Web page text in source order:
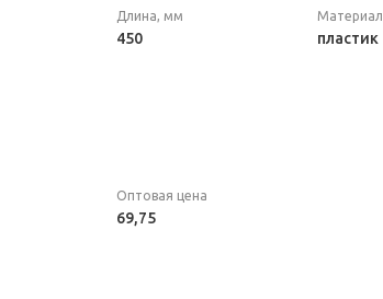
Длина, мм
450
Материал
пластик
Оптовая цена
69,75